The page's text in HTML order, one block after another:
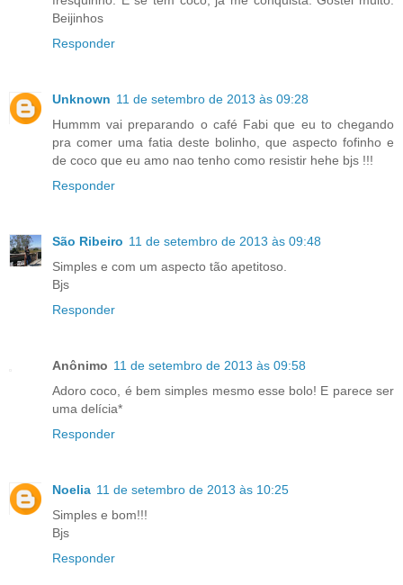
Beijinhos
Responder
Unknown 11 de setembro de 2013 às 09:28
Hummm vai preparando o café Fabi que eu to chegando
pra comer uma fatia deste bolinho, que aspecto fofinho e
de coco que eu amo nao tenho como resistir hehe bjs !!!
Responder
São Ribeiro 11 de setembro de 2013 às 09:48
Simples e com um aspecto tão apetitoso.
Bjs
Responder
Anônimo 11 de setembro de 2013 às 09:58
Adoro coco, é bem simples mesmo esse bolo! E parece ser
uma delícia*
Responder
Noelia 11 de setembro de 2013 às 10:25
Simples e bom!!!
Bjs
Responder